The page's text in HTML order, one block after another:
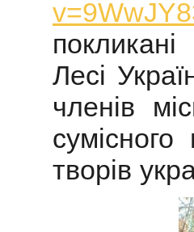
Лесі
членів
творів